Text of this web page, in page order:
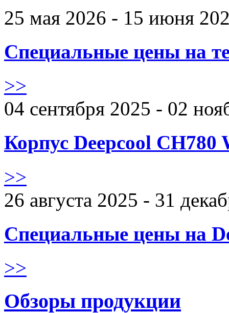
25 мая 2026 - 15 июня
Специальные цены на
>>
04 сентября 2025 - 02
Корпус Deepcool CH780
>>
26 августа 2025 - 31
Специальные цены на
>>
Обзоры продукции